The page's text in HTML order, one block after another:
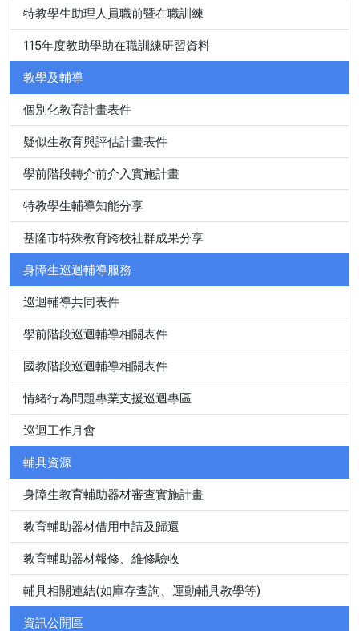
特教學生助理人員職前暨在職訓練
115年度教助學助在職訓練研習資料
教學及輔導
個別化教育計畫表件
疑似生教育與評估計畫表件
學前階段轉介前介入實施計畫
特教學生輔導知能分享
基隆市特殊教育跨校社群成果分享
身障生巡迴輔導服務
巡迴輔導共同表件
學前階段巡迴輔導相關表件
國教階段巡迴輔導相關表件
情緒行為問題專業支援巡迴專區
巡迴工作月會
輔具資源
身障生教育輔助器材審查實施計畫
教育輔助器材借用申請及歸還
教育輔助器材報修、維修驗收
輔具相關連結(如庫存查詢、運動輔具教學等)
資訊公開區